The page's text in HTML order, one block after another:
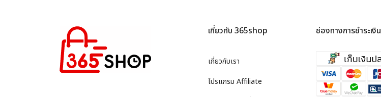
เกี่ยวกับ 365shop
เกี่ยวกับเรา
โปรแกรม Affiliate
ช่องทางการชำระเงิน